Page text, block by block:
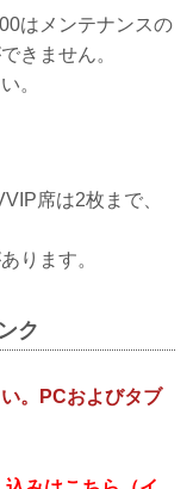
はメンテナンスの
きません。
。
席は2枚まで、
ります。
ク
。PCおよびタブ